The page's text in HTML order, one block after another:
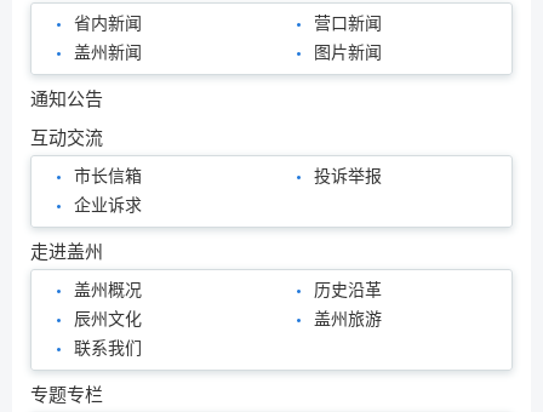
省内新闻
营口新闻
盖州新闻
图片新闻
通知公告
互动交流
市长信箱
投诉举报
企业诉求
走进盖州
盖州概况
历史沿革
辰州文化
盖州旅游
联系我们
专题专栏